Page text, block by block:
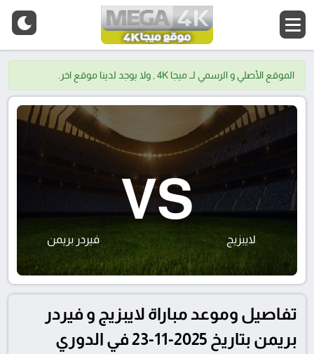
الموقع الأصلي و الرسمي لــ ميجا 4K , ولا يوجد لدينا موقع اخر.
لايبزيج
VS
فيردر بريمن
تفاصيل وموعد مباراة لايبزيج و فيردر
بريمن بتاريخ 2025-11-23 في الدوري